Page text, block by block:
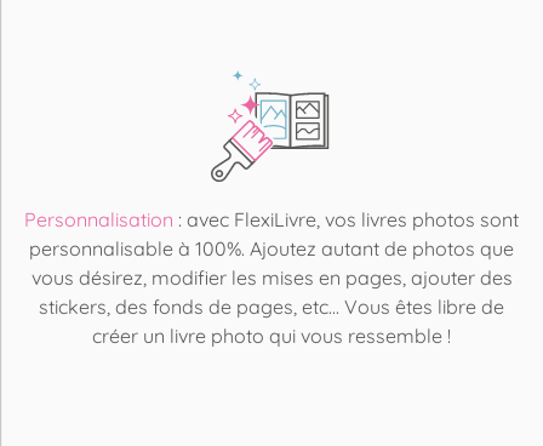
Personnalisation : avec FlexiLivre, vos livres photos sont
personnalisable à 100%. Ajoutez autant de photos que
vous désirez, modifier les mises en pages, ajouter des
stickers, des fonds de pages, etc... Vous êtes libre de
créer un livre photo qui vous ressemble !